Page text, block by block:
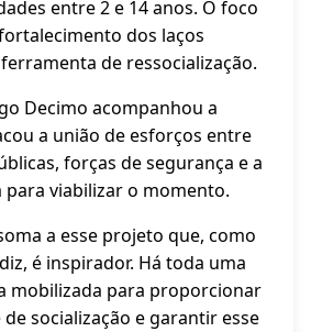
entre 2 e 14 anos. O foco
dos laços
de ressocialização.
Decimo acompanhou a
a união de esforços entre
forças de segurança e a
para viabilizar o momento.
a esse projeto que, como
é inspirador. Há toda uma
mobilizada para proporcionar
socialização e garantir esse